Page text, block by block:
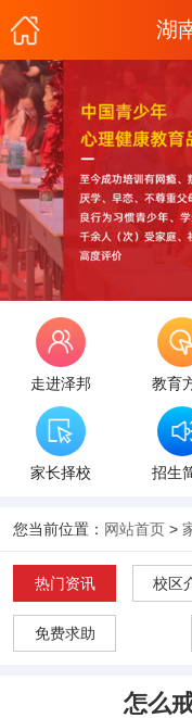
湖
走进泽邦 教育
家长择校 招生
您当前位置： 网站首页 >
热门资讯 校区
免费求助
怎么